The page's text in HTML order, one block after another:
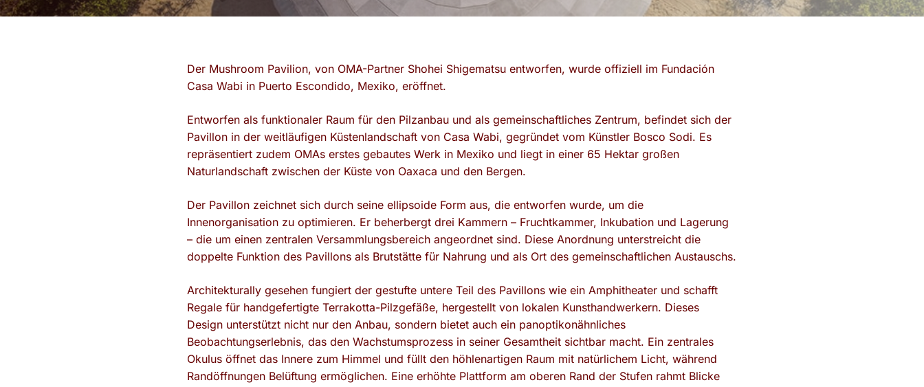
Der Mushroom Pavilion, von OMA-Partner Shohei Shigematsu entworfen, wurde offiziell im Fundación
Casa Wabi in Puerto Escondido, Mexiko, eröffnet.
Entworfen als funktionaler Raum für den Pilzanbau und als gemeinschaftliches Zentrum, befindet sich der
Pavillon in der weitläufigen Küstenlandschaft von Casa Wabi, gegründet vom Künstler Bosco Sodi. Es
repräsentiert zudem OMAs erstes gebautes Werk in Mexiko und liegt in einer 65 Hektar großen
Naturlandschaft zwischen der Küste von Oaxaca und den Bergen.
Der Pavillon zeichnet sich durch seine ellipsoide Form aus, die entworfen wurde, um die
Innenorganisation zu optimieren. Er beherbergt drei Kammern – Fruchtkammer, Inkubation und Lagerung
– die um einen zentralen Versammlungsbereich angeordnet sind. Diese Anordnung unterstreicht die
doppelte Funktion des Pavillons als Brutstätte für Nahrung und als Ort des gemeinschaftlichen Austauschs.
Architekturally gesehen fungiert der gestufte untere Teil des Pavillons wie ein Amphitheater und schafft
Regale für handgefertigte Terrakotta-Pilzgefäße, hergestellt von lokalen Kunsthandwerkern. Dieses
Design unterstützt nicht nur den Anbau, sondern bietet auch ein panoptikonähnliches
Beobachtungserlebnis, das den Wachstumsprozess in seiner Gesamtheit sichtbar macht. Ein zentrales
Okulus öffnet das Innere zum Himmel und füllt den höhlenartigen Raum mit natürlichem Licht, während
Randöffnungen Belüftung ermöglichen. Eine erhöhte Plattform am oberen Rand der Stufen rahmt Blicke